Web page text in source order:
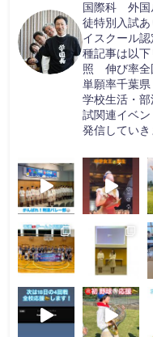
国際科 外国
徒特別入試
イスクール
種記事は以下
照 伸び率全
単願率千葉
学校生活・部
試関連イベン
発信していき